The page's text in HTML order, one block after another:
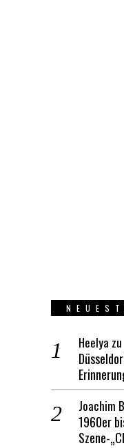
Heelya zu
Joachim
1960er
Szene-